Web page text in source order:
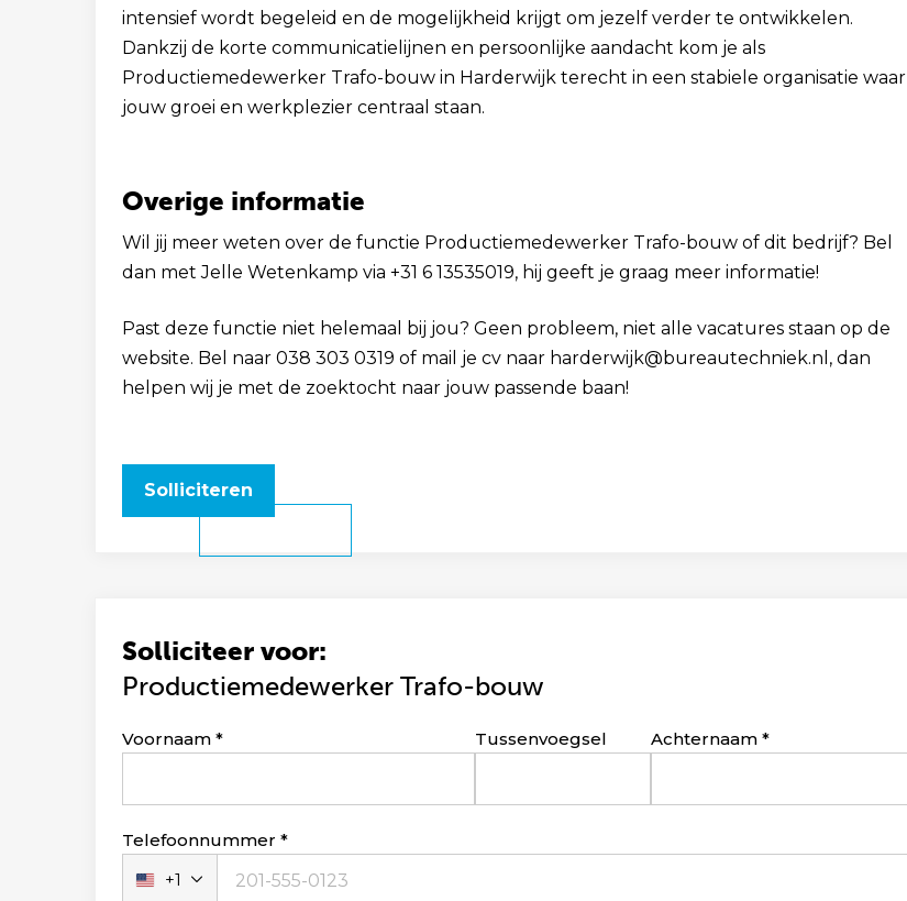
intensief wordt begeleid en de mogelijkheid krijgt om jezelf verder te ontwikkelen.
Dankzij de korte communicatielijnen en persoonlijke aandacht kom je als
Productiemedewerker Trafo-bouw in Harderwijk terecht in een stabiele organisatie waar
jouw groei en werkplezier centraal staan.
Overige informatie
Wil jij meer weten over de functie Productiemedewerker Trafo-bouw of dit bedrijf? Bel
dan met Jelle Wetenkamp via +31 6 13535019, hij geeft je graag meer informatie!
Past deze functie niet helemaal bij jou? Geen probleem, niet alle vacatures staan op de
website. Bel naar 038 303 0319 of mail je cv naar harderwijk@bureautechniek.nl, dan
helpen wij je met de zoektocht naar jouw passende baan!
Solliciteren
Solliciteer voor:
Productiemedewerker Trafo-bouw
Leave
Voornaam Tussenvoegsel Achternaam
Telefoonnummer
Verenigde
+1